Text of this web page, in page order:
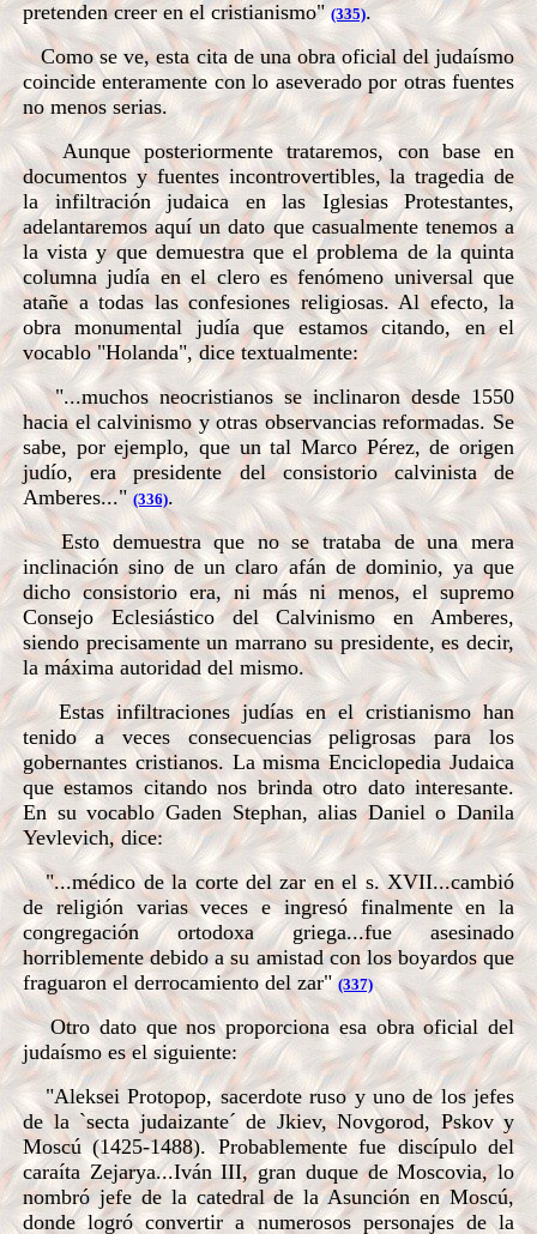
pretenden creer en el cristianismo"(335).
Como se ve, esta cita de una obra oficial del judaísmo
coincide enteramente con lo aseverado por otras fuentes
no menos serias.
Aunque posteriormente trataremos, con base en
documentos y fuentes incontrovertibles, la tragedia de
la infiltración judaica en las Iglesias Protestantes,
adelantaremos aquí un dato que casualmente tenemos a
la vista y que demuestra que el problema de la quinta
columna judía en el clero es fenómeno universal que
atañe a todas las confesiones religiosas. Al efecto, la
obra monumental judía que estamos citando, en el
vocablo "Holanda", dice textualmente:
"...muchos neocristianos se inclinaron desde 1550
hacia el calvinismo y otras observancias reformadas. Se
sabe, por ejemplo, que un tal Marco Pérez, de origen
judío, era presidente del consistorio calvinista de
Amberes..." (336).
Esto demuestra que no se trataba de una mera
inclinación sino de un claro afán de dominio, ya que
dicho consistorio era, ni más ni menos, el supremo
Consejo Eclesiástico del Calvinismo en Amberes,
siendo precisamente un marrano su presidente, es decir,
la máxima autoridad del mismo.
Estas infiltraciones judías en el cristianismo han
tenido a veces consecuencias peligrosas para los
gobernantes cristianos. La misma Enciclopedia Judaica
que estamos citando nos brinda otro dato interesante.
En su vocablo Gaden Stephan, alias Daniel o Danila
Yevlevich, dice:
"...médico de la corte del zar en el s. XVII...cambió
de religión varias veces e ingresó finalmente en la
congregación ortodoxa griega...fue asesinado
horriblemente debido a su amistad con los boyardos que
fraguaron el derrocamiento del zar"(337)
Otro dato que nos proporciona esa obra oficial del
judaísmo es el siguiente:
"Aleksei Protopop, sacerdote ruso y uno de los jefes
de la `secta judaizante´ de Jkiev, Novgorod, Pskov y
Moscú (1425-1488). Probablemente fue discípulo del
caraíta Zejarya...Iván III, gran duque de Moscovia, lo
nombró jefe de la catedral de la Asunción en Moscú,
donde logró convertir a numerosos personajes de la